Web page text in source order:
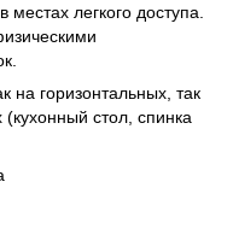
легкого доступа.
на горизонтальных, так
стол, спинка